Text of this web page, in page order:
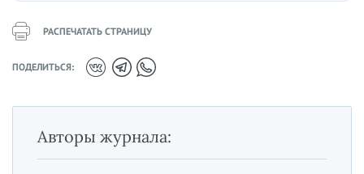
РАСПЕЧАТАТЬ СТРАНИЦУ
ПОДЕЛИТЬСЯ:
Авторы журнала: